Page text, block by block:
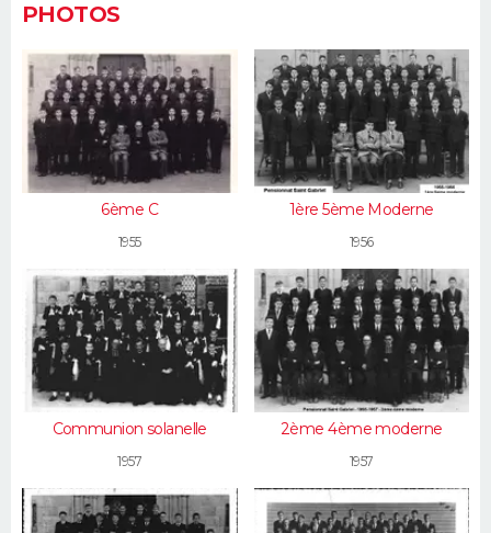
PHOTOS
6ème C
1955
1ère 5ème Moderne
1956
Communion solanelle
1957
2ème 4ème moderne
1957